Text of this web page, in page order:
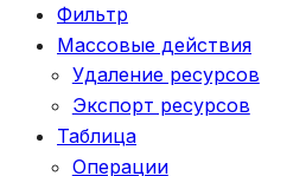
Фильтр
Массовые действия
Удаление ресурсов
Экспорт ресурсов
Таблица
Операции